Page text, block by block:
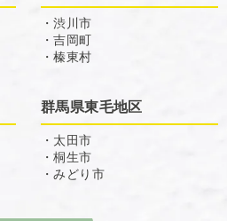
・渋川市
・吉岡町
・榛東村
群馬県東毛地区
・太田市
・桐生市
・みどり市